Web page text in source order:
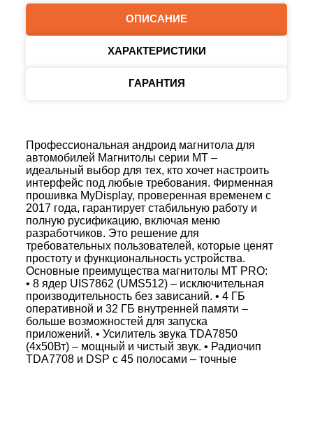
ОПИСАНИЕ
ХАРАКТЕРИСТИКИ
ГАРАНТИЯ
Профессиональная андроид магнитола для
автомобилей Магнитолы серии MT –
идеальный выбор для тех, кто хочет настроить
интерфейс под любые требования. Фирменная
прошивка MyDisplay, проверенная временем с
2017 года, гарантирует стабильную работу и
полную русификацию, включая меню
разработчиков. Это решение для
требовательных пользователей, которые ценят
простоту и функциональность устройства.
Основные преимущества магнитолы MT PRO:
• 8 ядер UIS7862 (UMS512) – исключительная
производительность без зависаний. • 4 ГБ
оперативной и 32 ГБ внутренней памяти –
больше возможностей для запуска
приложений. • Усилитель звука TDA7850
(4x50Вт) – мощный и чистый звук. • Радиочип
TDA7708 и DSP с 45 полосами – точные